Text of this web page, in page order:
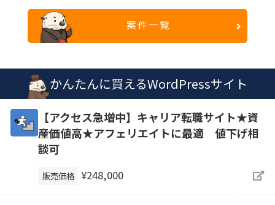
案件一覧
かんたんに買えるWordPressサイト
【アクセス急増中】キャリア転職サイト★資
産価値高★アフェリエイトに最適 値下げ相
談可
販売価格 ¥248,000